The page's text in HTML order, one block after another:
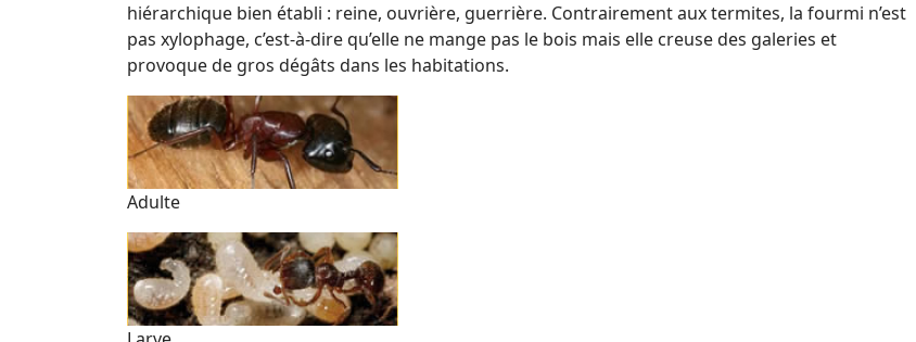
hiérarchique bien établi : reine, ouvrière, guerrière. Contrairement aux termites, la fourmi n’est
pas xylophage, c’est-à-dire qu’elle ne mange pas le bois mais elle creuse des galeries et
provoque de gros dégâts dans les habitations.
Adulte